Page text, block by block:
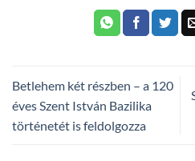
Betlehem két részben – a 120
éves Szent István Bazilika
történetét is feldolgozza